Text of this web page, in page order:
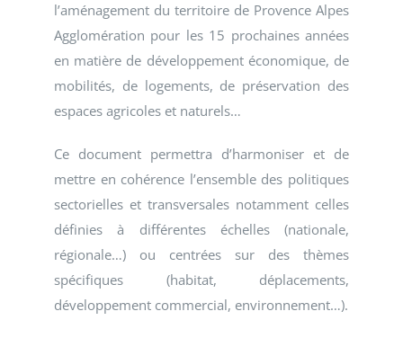
l’aménagement du territoire de Provence Alpes
Agglomération pour les 15 prochaines années
en matière de développement économique, de
mobilités, de logements, de préservation des
espaces agricoles et naturels…
Ce document permettra d’harmoniser et de
mettre en cohérence l’ensemble des politiques
sectorielles et transversales notamment celles
définies à différentes échelles (nationale,
régionale…) ou centrées sur des thèmes
spécifiques (habitat, déplacements,
développement commercial, environnement…).